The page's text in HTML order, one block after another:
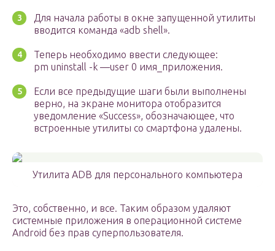
Для начала работы в окне запущенной утилиты
вводится команда «adb shell».
Теперь необходимо ввести следующее:
pm uninstall -k —user 0 имя_приложения.
Если все предыдущие шаги были выполнены
верно, на экране монитора отобразится
уведомление «Success», обозначающее, что
встроенные утилиты со смартфона удалены.
Утилита ADB для персонального компьютера
Это, собственно, и все. Таким образом удаляют
системные приложения в операционной системе
Android без прав суперпользователя.